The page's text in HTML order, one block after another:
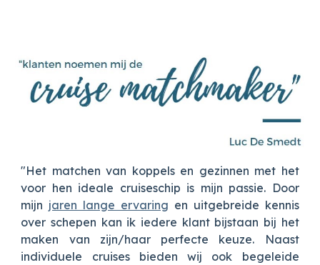
"Het matchen van koppels en gezinnen met het
voor hen ideale cruiseschip is mijn passie. Door
mijn jaren lange ervaring en uitgebreide kennis
over schepen kan ik iedere klant bijstaan bij het
maken van zijn/haar perfecte keuze. Naast
individuele cruises bieden wij ook begeleide